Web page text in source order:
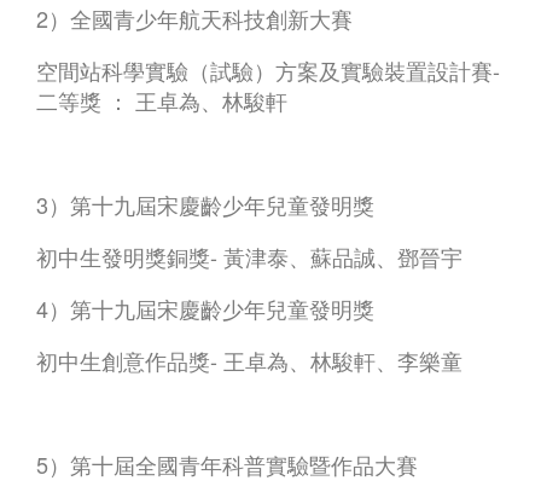
2）全國青少年航天科技創新大賽
空間站科學實驗（試驗）方案及實驗裝置設計賽-
二等獎 ： 王卓為、林駿軒
3）第十九屆宋慶齡少年兒童發明獎
初中生發明獎銅獎- 黃津泰、蘇品誠、鄧晉宇
4）第十九屆宋慶齡少年兒童發明獎
初中生創意作品獎- 王卓為、林駿軒、李樂童
5）第十屆全國青年科普實驗暨作品大賽